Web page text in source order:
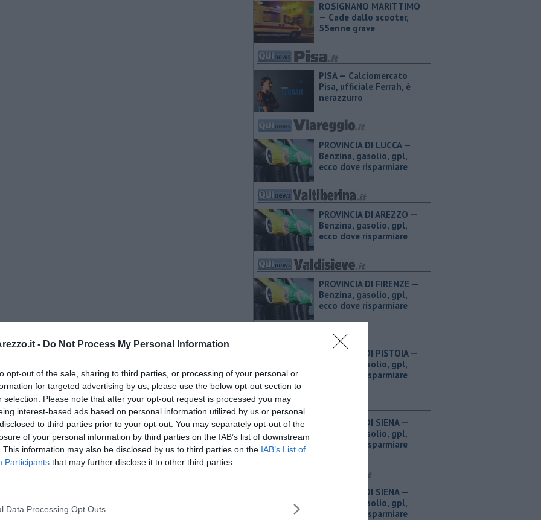
- Do Not Process My Personal Information
opt-out of the sale, sharing to third parties, or processing of your personal or
for targeted advertising by us, please use the below opt-out section to
selection. Please note that after your opt-out request is processed you may
interest-based ads based on personal information utilized by us or personal
to third parties prior to your opt-out. You may separately opt-out of the
of your personal information by third parties on the IAB’s list of downstream
This information may also be disclosed by us to third parties on the IAB’s List of
Participants that may further disclose it to other third parties.
Data Processing Opt Outs
ROSIGNANO MARITTIMO
— Cade dallo scooter,
55enne grave
PISA — Calciomercato
Pisa, ufficiale Ferrah, è
nerazzurro
PROVINCIA DI LUCCA — ​
Benzina, gasolio, gpl,
ecco dove risparmiare
PROVINCIA DI AREZZO — ​
Benzina, gasolio, gpl,
ecco dove risparmiare
PROVINCIA DI FIRENZE — ​
Benzina, gasolio, gpl,
ecco dove risparmiare
PROVINCIA DI PISTOIA — ​
Benzina, gasolio, gpl,
ecco dove risparmiare
PROVINCIA DI SIENA — ​
Benzina, gasolio, gpl,
ecco dove risparmiare
PROVINCIA DI SIENA — ​
Benzina, gasolio, gpl,
ecco dove risparmiare